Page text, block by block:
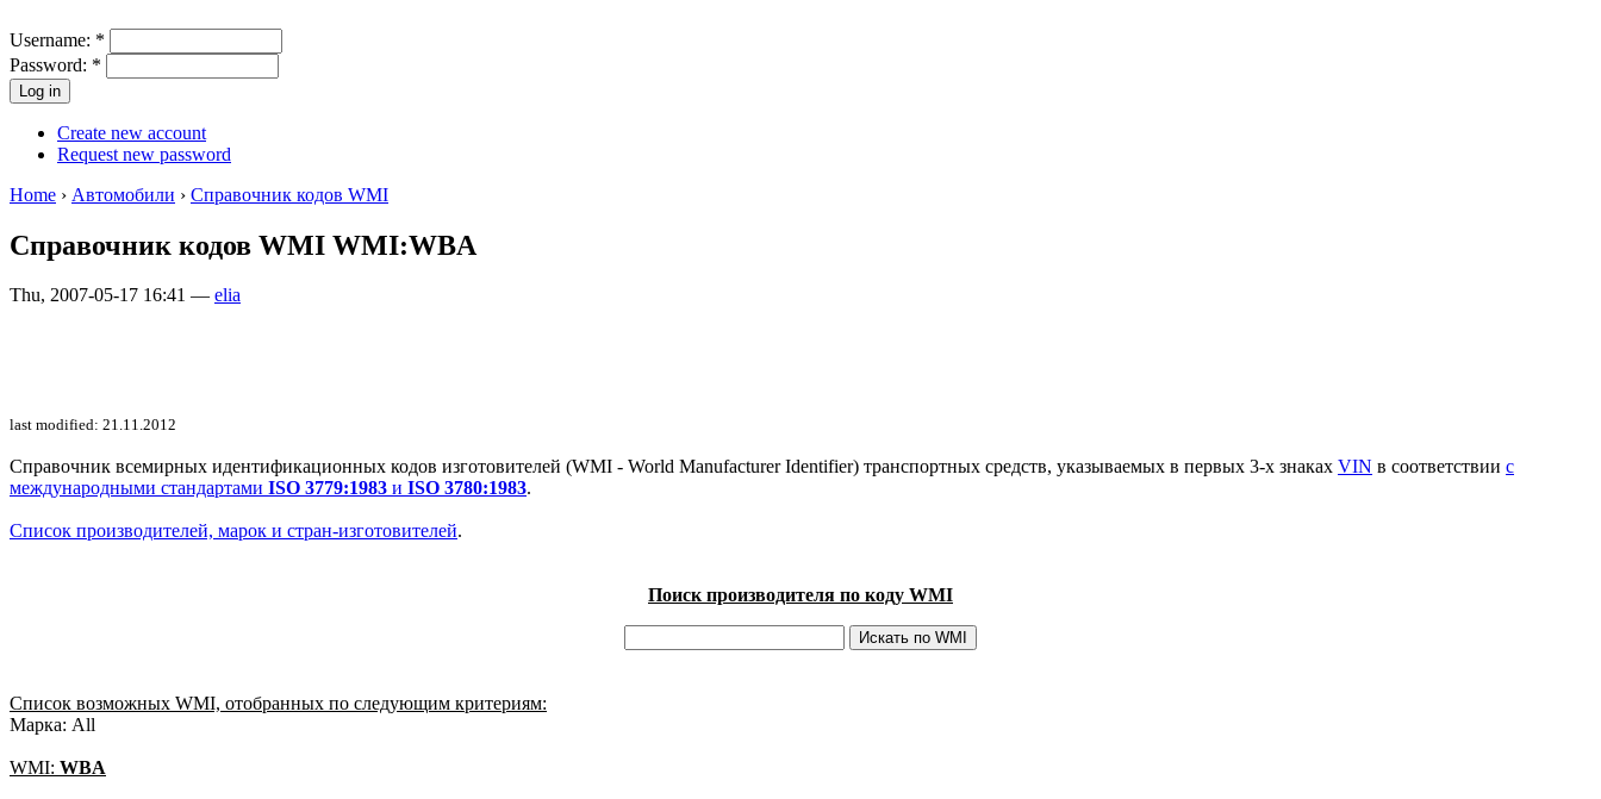
Username: *
Password: *
Create new account
Request new password
Home › Автомобили › Справочник кодов WMI
Справочник кодов WMI WMI:WBA
Thu, 2007-05-17 16:41 — elia
last modified: 21.11.2012
Справочник всемирных идентификационных кодов изготовителей (WMI - World Manufacturer Identifier) транспортных средств, указываемых в первых 3-х знаках VIN в соответствии с
международными стандартами ISO 3779:1983 и ISO 3780:1983.
Список производителей, марок и стран-изготовителей.
Поиск производителя по коду WMI
Список возможных WMI, отобранных по следующим критериям:
Марка: All
WMI: WBA